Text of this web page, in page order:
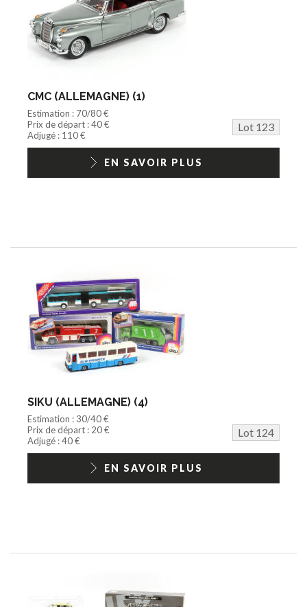
CMC (ALLEMAGNE) (1)
Estimation : 70/80 €
Prix de départ : 40 €
Lot 123
Adjugé : 110 €
EN SAVOIR PLUS
SIKU (ALLEMAGNE) (4)
Estimation : 30/40 €
Prix de départ : 20 €
Lot 124
Adjugé : 40 €
EN SAVOIR PLUS